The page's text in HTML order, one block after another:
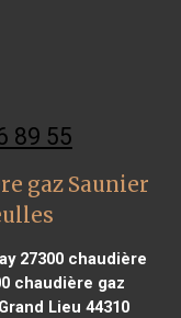
89 55
gaz Saunier
27300chaudière
chaudière gaz
Lieu 44310